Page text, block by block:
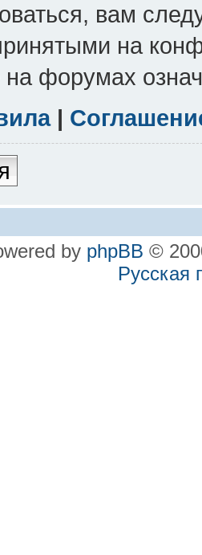
вам
на
на форумах
|
by phpBB ©
Русская